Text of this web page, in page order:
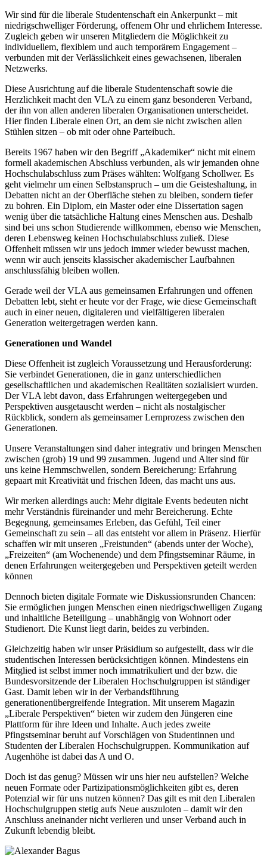
Wir sind für die liberale Studentenschaft ein Ankerpunkt – mit
niedrigschwelliger Förderung, offenem Ohr und ehrlichem Interesse.
Zugleich geben wir unseren Mitgliedern die Möglichkeit zu
individuellem, flexiblem und auch temporärem Engagement –
verbunden mit der Verlässlichkeit eines gewachsenen, liberalen
Netzwerks.
Diese Ausrichtung auf die liberale Studentenschaft sowie die
Herzlichkeit macht den VLA zu einem ganz besonderen Verband,
der ihn von allen anderen liberalen Organisationen unterscheidet.
Hier finden Liberale einen Ort, an dem sie nicht zwischen allen
Stühlen sitzen – ob mit oder ohne Parteibuch.
Bereits 1967 haben wir den Begriff „Akademiker“ nicht mit einem
formell akademischen Abschluss verbunden, als wir jemanden ohne
Hochschulabschluss zum Präses wählten: Wolfgang Schollwer. Es
geht vielmehr um einen Selbstanspruch – um die Geisteshaltung, in
Debatten nicht an der Oberfläche stehen zu bleiben, sondern tiefer
zu bohren. Ein Diplom, ein Master oder eine Dissertation sagen
wenig über die tatsächliche Haltung eines Menschen aus. Deshalb
sind bei uns schon Studierende willkommen, ebenso wie Menschen,
deren Lebensweg keinen Hochschulabschluss zuließ. Diese
Offenheit müssen wir uns jedoch immer wieder bewusst machen,
wenn wir auch jenseits klassischer akademischer Laufbahnen
anschlussfähig bleiben wollen.
Gerade weil der VLA aus gemeinsamen Erfahrungen und offenen
Debatten lebt, steht er heute vor der Frage, wie diese Gemeinschaft
auch in einer neuen, digitaleren und vielfältigeren liberalen
Generation weitergetragen werden kann.
Generationen und Wandel
Diese Offenheit ist zugleich Voraussetzung und Herausforderung:
Sie verbindet Generationen, die in ganz unterschiedlichen
gesellschaftlichen und akademischen Realitäten sozialisiert wurden.
Der VLA lebt davon, dass Erfahrungen weitergegeben und
Perspektiven ausgetauscht werden – nicht als nostalgischer
Rückblick, sondern als gemeinsamer Lernprozess zwischen den
Generationen.
Unsere Veranstaltungen sind daher integrativ und bringen Menschen
zwischen (grob) 19 und 99 zusammen. Jugend und Alter sind für
uns keine Hemmschwellen, sondern Bereicherung: Erfahrung
gepaart mit Kreativität und frischen Ideen, das macht uns aus.
Wir merken allerdings auch: Mehr digitale Events bedeuten nicht
mehr Verständnis füreinander und mehr Bereicherung. Echte
Begegnung, gemeinsames Erleben, das Gefühl, Teil einer
Gemeinschaft zu sein – all das entsteht vor allem in Präsenz. Hierfür
schaffen wir mit unseren „Freistunden“ (abends unter der Woche),
„Freizeiten“ (am Wochenende) und dem Pfingstseminar Räume, in
denen Erfahrungen weitergegeben und Perspektiven geteilt werden
können
Dennoch bieten digitale Formate wie Diskussionsrunden Chancen:
Sie ermöglichen jungen Menschen einen niedrigschwelligen Zugang
und inhaltliche Beteiligung – unabhängig von Wohnort oder
Studienort. Die Kunst liegt darin, beides zu verbinden.
Gleichzeitig haben wir unser Präsidium so aufgestellt, dass wir die
studentischen Interessen berücksichtigen können. Mindestens ein
Mitglied ist selbst immer noch immatrikuliert und der bzw. die
Bundesvorsitzende der Liberalen Hochschulgruppen ist ständiger
Gast. Damit leben wir in der Verbandsführung
generationenübergreifende Integration. Mit unserem Magazin
„Liberale Perspektiven“ bieten wir zudem den Jüngeren eine
Plattform für ihre Ideen und Inhalte. Auch jedes zweite
Pfingstseminar beruht auf Vorschlägen von Studentinnen und
Studenten der Liberalen Hochschulgruppen. Kommunikation auf
Augenhöhe ist dabei das A und O.
Doch ist das genug? Müssen wir uns hier neu aufstellen? Welche
neuen Formate oder Partizipationsmöglichkeiten gibt es, deren
Potenzial wir für uns nutzen können? Das gilt es mit den Liberalen
Hochschulgruppen stetig aufs Neue auszuloten – damit wir den
Anschluss aneinander nicht verlieren und unser Verband auch in
Zukunft lebendig bleibt.